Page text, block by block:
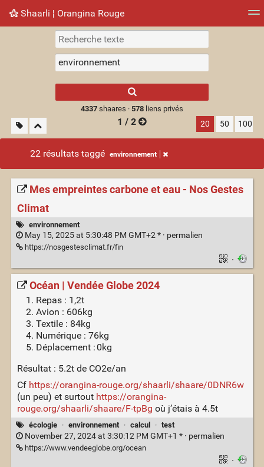
Shaarli ¦ Orangina Rouge
Nuage de tags Mur d'images
results.
4337shaares · 578liens privés
1 / 2 20 50 100
22 résultats taggé environnement
Mes empreintes carbone et eau - Nos Gestes
Climat
environnement
May 15, 2025 at 5:30:48 PM GMT+2 * · permalien
https://nosgestesclimat.fr/fin
·
Océan | Vendée Globe 2024
Repas : 1,2t
Avion : 606kg
Textile : 84kg
Numérique : 76kg
Déplacement : 0kg
Résultat : 5.2t de CO2e/an
Cf https://orangina-rouge.org/shaarli/shaare/0DNR6w
(un peu) et surtout https://orangina-
rouge.org/shaarli/shaare/F-tpBg où j’étais à 4.5t
écologie · environnement · calcul · test
November 27, 2024 at 3:30:12 PM GMT+1 * · permalien
https://www.vendeeglobe.org/ocean
·